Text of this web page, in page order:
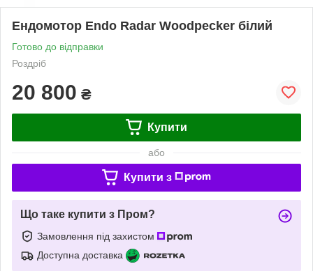
Ендомотор Endo Radar Woodpecker білий
Готово до відправки
Роздріб
20 800 ₴
Купити
або
Купити з
Що таке купити з Пром?
Замовлення під захистом
Доступна доставка